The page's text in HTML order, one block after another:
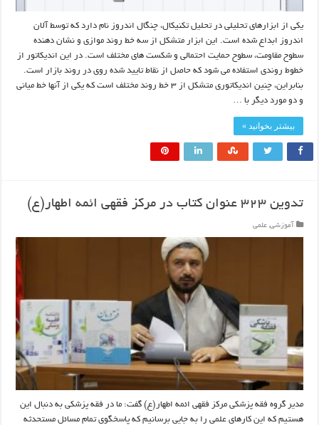
یکی از ابزارهای تحلیلی در تحلیل تکنیکال، چنگال اندروز نام دارد که توسط آلان
اندروز ابداع شده است. این ابزار متشکل از سه خط روند موازی و نشان دهنده
سطوح مقاومت، سطوح حمایت احتمالی و شکست های مختلف است. در این اندیکاتور از
خطوط روندی استفاده می شود که حاصل از نقاط تایید شده روی در روند بازار است.
بنابراین، چنین اندیکاتوری متشکل از ۳ خط روند مختلف است که یکی از آنها خط میانی
و دو مورد دیگر با …
بیشتر بخوانید »
تدوین ۳۲۳ عنوان کتاب در مرکز فقهی ائمه اطهار(ع)
آموزشی, علمی
مدیر گروه فقه پزشکی مرکز فقهی ائمه اطهار(ع) گفت: ما در فقه پزشکی به دنبال این
هستیم که این کارهای علمی را به جایی برسانیم که پاسخگوی تمام مسائل مستحدثه